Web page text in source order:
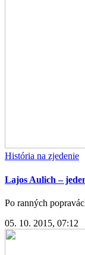
História na zjedenie
Lajos Aulich –
Po ranných
05. 10. 2015, 07:12